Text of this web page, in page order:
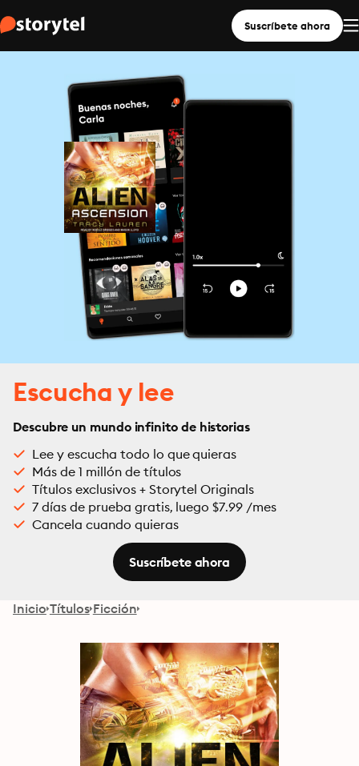
Suscríbete ahora
Escucha y lee
Descubre un mundo infinito de historias
Lee y escucha todo lo que quieras
Más de 1 millón de títulos
Títulos exclusivos + Storytel Originals
7 días de prueba gratis, luego $7.99 /mes
Cancela cuando quieras
Suscríbete ahora
Inicio Títulos Ficción